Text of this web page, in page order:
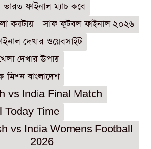
ভারত ফাইনাল ম্যাচ কবে
কয়টায়
সাফ ফুটবল ফাইনাল ২০২৬
দেখার ওয়েবসাইট
দেখার উপায়
মিশন বাংলাদেশ
vs India Final Match
Today Time
vs India Womens Football
2026